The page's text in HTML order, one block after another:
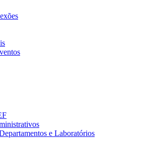
e Laboratórios